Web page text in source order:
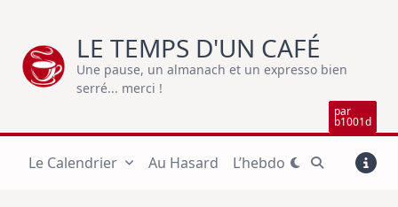
content
LE TEMPS D'UN CAFÉ
Une pause, un almanach et un expresso bien
serré... merci !
par
b1001d
Le Calendrier Au Hasard L’hebdo